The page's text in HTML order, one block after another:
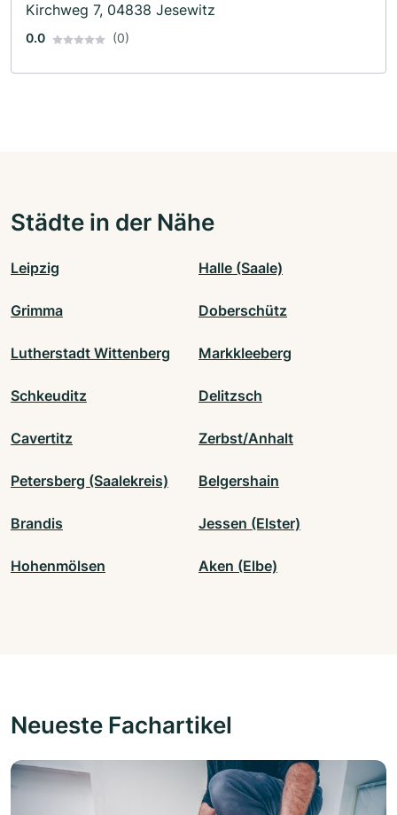
Kirchweg 7, 04838 Jesewitz
0.0 (0)
Städte in der Nähe
Leipzig Halle (Saale)
Grimma Doberschütz
Lutherstadt Wittenberg Markkleeberg
Schkeuditz Delitzsch
Cavertitz Zerbst/Anhalt
Petersberg (Saalekreis) Belgershain
Brandis Jessen (Elster)
Hohenmölsen Aken (Elbe)
Neueste Fachartikel